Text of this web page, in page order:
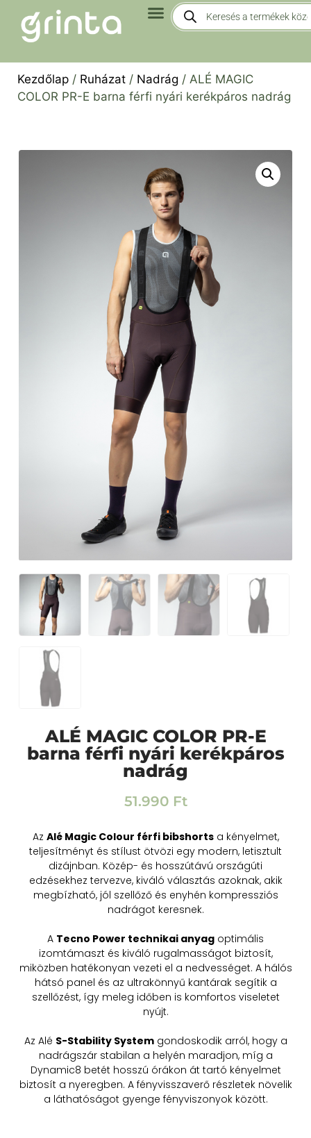
Kezdőlap / Ruházat / Nadrág / ALÉ MAGIC
COLOR PR-E barna férfi nyári kerékpáros nadrág
ALÉ MAGIC COLOR PR-E
barna férfi nyári kerékpáros
nadrág
51.990 Ft
Az Alé Magic Colour férfi bibshortsa kényelmet,
teljesítményt és stílust ötvözi egy modern, letisztult
dizájnban. Közép- és hosszútávú országúti
edzésekhez tervezve, kiváló választás azoknak, akik
megbízható, jól szellőző és enyhén kompressziós
nadrágot keresnek.
A Tecno Power technikai anyag optimális
izomtámaszt és kiváló rugalmasságot biztosít,
miközben hatékonyan vezeti el a nedvességet. A hálós
hátsó panel és az ultrakönnyű kantárak segítik a
szellőzést, így meleg időben is komfortos viseletet
nyújt.
Az Alé S-Stability Systemgondoskodik arról, hogy a
nadrágszár stabilan a helyén maradjon, míg a
Dynamic8 betét hosszú órákon át tartó kényelmet
biztosít a nyeregben. A fényvisszaverő részletek növelik
a láthatóságot gyenge fényviszonyok között.